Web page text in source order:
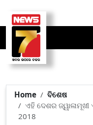
Home
ବିଶେଷ
ଏହି ଦେଶର
2018